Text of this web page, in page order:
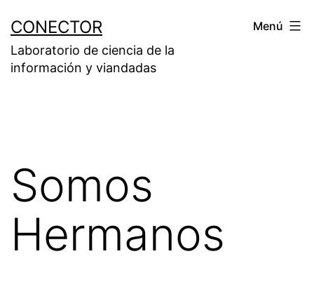
contenido
CONECTOR
Laboratorio de ciencia de la
información y viandadas
Menú
Somos
Hermanos